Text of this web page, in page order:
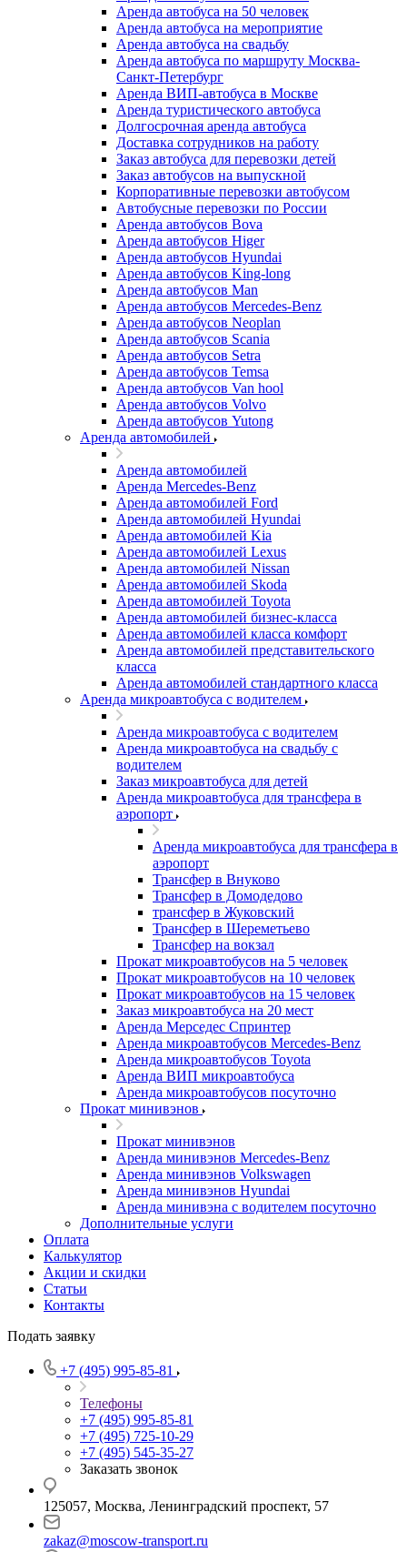
Аренда автобуса на 50 человек
Аренда автобуса на мероприятие
Аренда автобуса на свадьбу
Аренда автобуса по маршруту Москва-
Санкт-Петербург
Аренда ВИП-автобуса в Москве
Аренда туристического автобуса
Долгосрочная аренда автобуса
Доставка сотрудников на работу
Заказ автобуса для перевозки детей
Заказ автобусов на выпускной
Корпоративные перевозки автобусом
Автобусные перевозки по России
Аренда автобусов Bova
Аренда автобусов Higer
Аренда автобусов Hyundai
Аренда автобусов King-long
Аренда автобусов Man
Аренда автобусов Mercedes-Benz
Аренда автобусов Neoplan
Аренда автобусов Scania
Аренда автобусов Setra
Аренда автобусов Temsa
Аренда автобусов Van hool
Аренда автобусов Volvo
Аренда автобусов Yutong
Аренда автомобилей
Аренда автомобилей
Аренда Mercedes-Benz
Аренда автомобилей Ford
Аренда автомобилей Hyundai
Аренда автомобилей Kia
Аренда автомобилей Lexus
Аренда автомобилей Nissan
Аренда автомобилей Skoda
Аренда автомобилей Toyota
Аренда автомобилей бизнес-класса
Аренда автомобилей класса комфорт
Аренда автомобилей представительского
класса
Аренда автомобилей стандартного класса
Аренда микроавтобуса с водителем
Аренда микроавтобуса с водителем
Аренда микроавтобуса на свадьбу с
водителем
Заказ микроавтобуса для детей
Аренда микроавтобуса для трансфера в
аэропорт
Аренда микроавтобуса для трансфера в
аэропорт
Трансфер в Внуково
Трансфер в Домодедово
трансфер в Жуковский
Трансфер в Шереметьево
Трансфер на вокзал
Прокат микроавтобусов на 5 человек
Прокат микроавтобусов на 10 человек
Прокат микроавтобусов на 15 человек
Заказ микроавтобуса на 20 мест
Аренда Мерседес Спринтер
Аренда микроавтобусов Mercedes-Benz
Аренда микроавтобусов Toyota
Аренда ВИП микроавтобуса
Аренда микроавтобусов посуточно
Прокат минивэнов
Прокат минивэнов
Аренда минивэнов Mercedes-Benz
Аренда минивэнов Volkswagen
Аренда минивэнов Hyundai
Аренда минивэна с водителем посуточно
Дополнительные услуги
Оплата
Калькулятор
Акции и скидки
Статьи
Контакты
Подать заявку
+7 (495) 995-85-81
Телефоны
+7 (495) 995-85-81
+7 (495) 725-10-29
+7 (495) 545-35-27
Заказать звонок
125057, Москва, Ленинградский проспект, 57
zakaz@moscow-transport.ru